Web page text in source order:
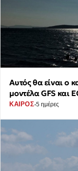
Αυτός θα είναι ο
μοντέλα GFS και
ΚΑΙΡΟΣ·5 ημέρες